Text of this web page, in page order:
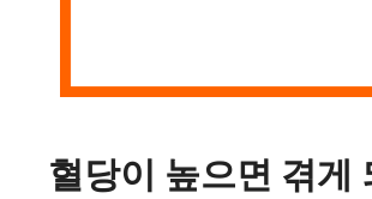
혈당이 높으면 겪게